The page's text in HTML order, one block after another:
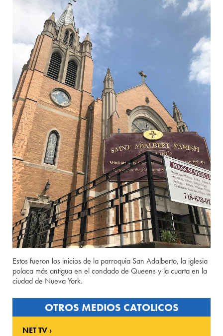
Estos fueron los inicios de la parroquia San Adalberto, la iglesia
polaca más antigua en el condado de Queens y la cuarta en la
ciudad de Nueva York.
OTROS MEDIOS CATOLICOS
NET TV